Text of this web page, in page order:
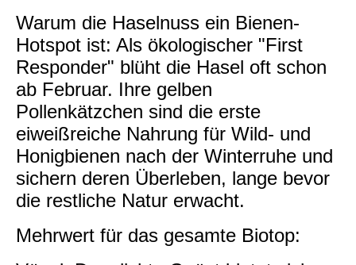
Warum die Haselnuss ein Bienen-
Hotspot ist: Als ökologischer "First
Responder" blüht die Hasel oft schon
ab Februar. Ihre gelben
Pollenkätzchen sind die erste
eiweißreiche Nahrung für Wild- und
Honigbienen nach der Winterruhe und
sichern deren Überleben, lange bevor
die restliche Natur erwacht.
Mehrwert für das gesamte Biotop: